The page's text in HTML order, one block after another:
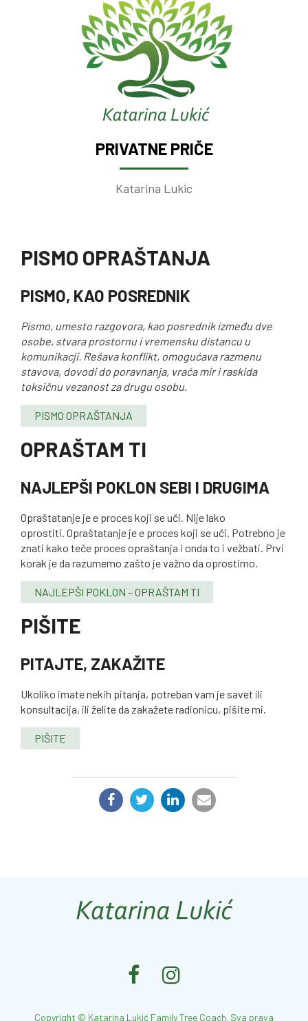
PRIVATNE PRIČE
Katarina Lukic
PISMO OPRAŠTANJA
PISMO, KAO POSREDNIK
Pismo, umesto razgovora, kao posrednik između dve
osobe, stvara prostornu i vremensku distancu u
komunikacji. Rešava konflikt, omogućava razmenu
stavova, dovodi do poravnanja, vraća mir i raskida
toksičnu vezanost za drugu osobu.
PISMO OPRAŠTANJA
OPRAŠTAM TI
NAJLEPŠI POKLON SEBI I DRUGIMA
Opraštatanje je e proces koji se uči. Nije lako
oprostiti. Opraštatanje je e proces koji se uči. Potrebno je
znati kako teče proces opraštanja i onda to i vežbati. Prvi
korak je da razumemo zašto je važno da oprostimo.
NAJLEPŠI POKLON – OPRAŠTAM TI
PIŠITE
PITAJTE, ZAKAŽITE
Ukoliko imate nekih pitanja, potreban vam je savet ili
konsultacija, ili želite da zakažete radionicu, pišite mi.
PIŠITE
PODELI:
Copyright © Katarina Lukić Family Tree Coach. Sva prava